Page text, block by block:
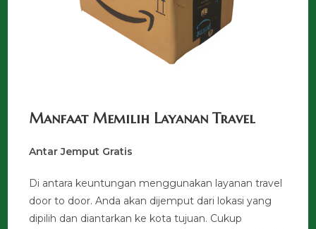
Manfaat Memilih Layanan Travel
Antar Jemput Gratis
Di antara keuntungan menggunakan layanan travel
door to door. Anda akan dijemput dari lokasi yang
dipilih dan diantarkan ke kota tujuan. Cukup